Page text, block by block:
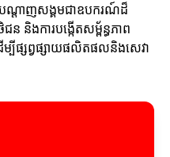
បណ្តាញសង្គមជា​ឧបករណ៍​ដ៏
និងការបង្កើតសម្ព័ន្ធភាព
ម្បីផ្សព្វផ្សាយផលិតផលនិងសេវា